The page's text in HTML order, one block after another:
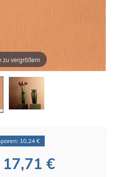
zu vergrößern
10,24 €
17,71 €